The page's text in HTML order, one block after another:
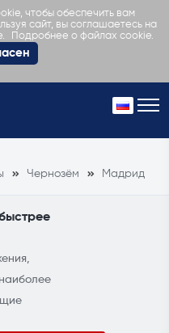
чтобы обеспечить вам
сайт, вы соглашаетесь на
Подробнее о файлах cookie.
Чернозём Мадрид